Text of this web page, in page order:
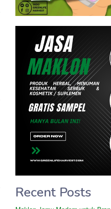
Recent Posts